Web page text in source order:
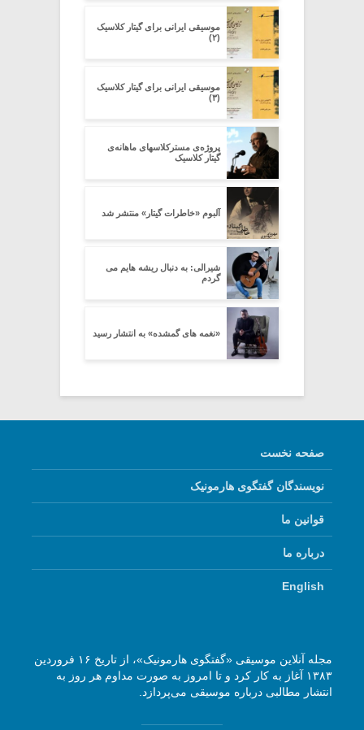
موسیقی ایرانی برای گیتار کلاسیک
(۲)
موسیقی ایرانی برای گیتار کلاسیک
(۳)
پروژه‌ی مسترکلاسهای ماهانه‌ی
گیتار کلاسیک
آلبوم «خاطرات گیتار» منتشر شد
شیرالی: به دنبال ریشه هایم می
گردم
«نغمه های گمشده» به انتشار رسید
صفحه نخست
نویسندگان گفتگوی هارمونیک
قوانین ما
درباره ما
English
مجله آنلاین موسیقی «گفتگوی هارمونیک»، از تاریخ ۱۶ فروردین
۱۳۸۳ آغاز به کار کرد و تا امروز به صورت مداوم هر روز به
انتشار مطالبی درباره موسیقی می‌پردازد.